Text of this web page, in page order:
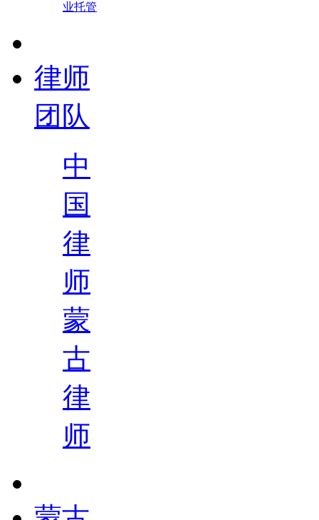
业托管
律师
团队
中
国
律
师
蒙
古
律
师